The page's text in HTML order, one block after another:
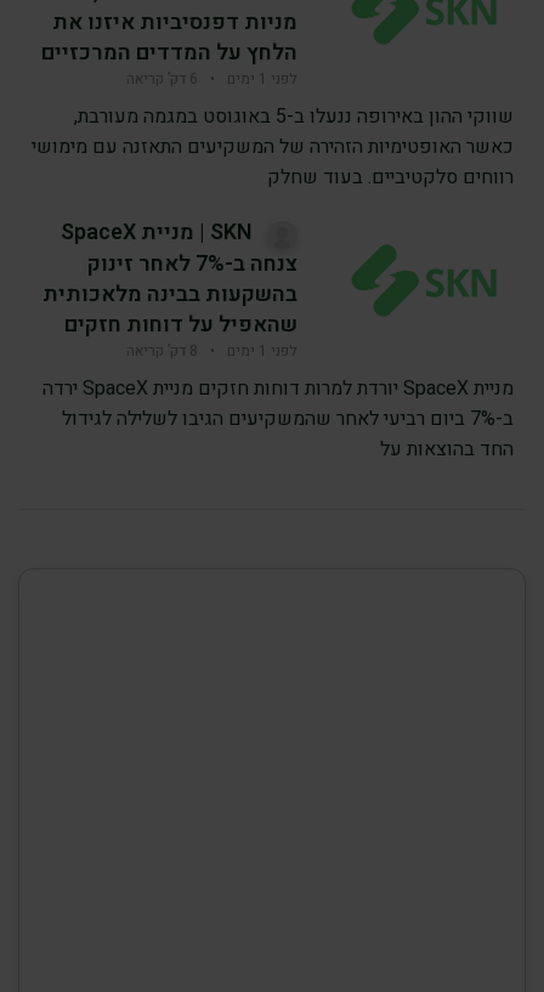
מניות דפנסיביות איזנו את
הלחץ על המדדים המרכזיים
לפני 1 ימים • 6 דק’ קריאה
שווקי ההון באירופה ננעלו ב-5 באוגוסט במגמה מעורבת,
כאשר האופטימיות הזהירה של המשקיעים התאזנה עם מימושי
רווחים סלקטיביים. בעוד שחלק
SKN | מניית SpaceX
צנחה ב-7% לאחר זינוק
בהשקעות בבינה מלאכותית
שהאפיל על דוחות חזקים
לפני 1 ימים • 8 דק’ קריאה
מניית SpaceX יורדת למרות דוחות חזקים מניית SpaceX ירדה
ב-7% ביום רביעי לאחר שהמשקיעים הגיבו לשלילה לגידול
החד בהוצאות על